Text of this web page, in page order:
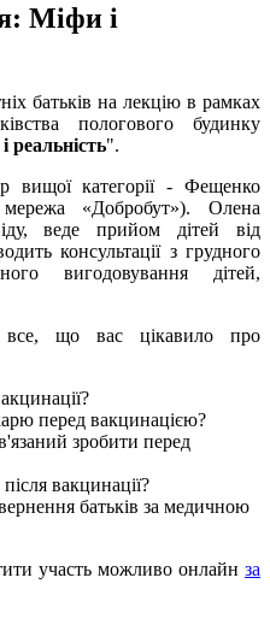
Міфи і
батьків на лекцію в рамках
пологового будинку
реальність".
вищої категорії - Фещенко
«Добробут»). Олена
веде прийом дітей від
консультації з грудного
вигодовування дітей,
все, що вас цікавило про
перед вакцинацією?
зробити перед
вакцинації?
батьків за медичною
участь можливо онлайн за